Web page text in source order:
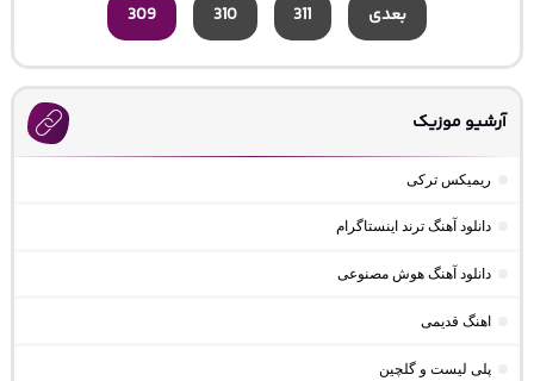
309 310 311 بعدی
آرشیو موزیک
ریمیکس ترکی
دانلود آهنگ ترند اینستاگرام
دانلود آهنگ هوش مصنوعی
اهنگ قدیمی
پلی لیست و گلچین